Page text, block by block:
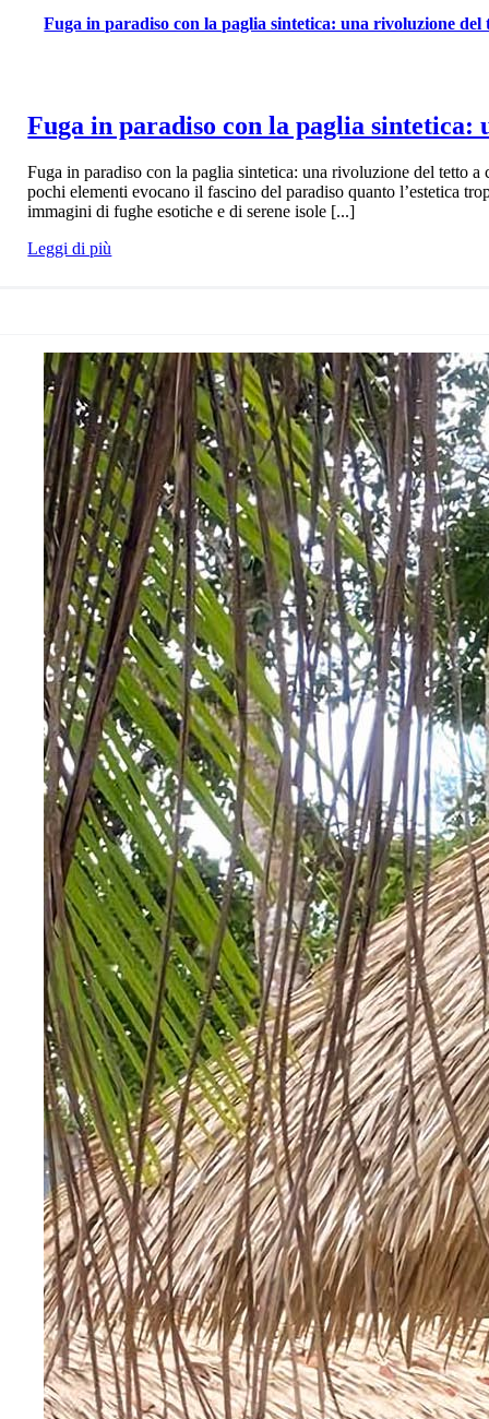
Fuga in paradiso con la paglia sintetica: una rivoluzione
Fuga in paradiso con la paglia
Fuga in paradiso con la paglia sintetica: una rivoluzione del tetto
pochi elementi evocano il fascino del paradiso quanto l’estetica
immagini di fughe esotiche e di serene isole [...]
Leggi di più